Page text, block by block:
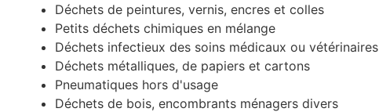
Déchets de peintures, vernis, encres et colles
Petits déchets chimiques en mélange
Déchets infectieux des soins médicaux ou vétérinaires
Déchets métalliques, de papiers et cartons
Pneumatiques hors d'usage
Déchets de bois, encombrants ménagers divers